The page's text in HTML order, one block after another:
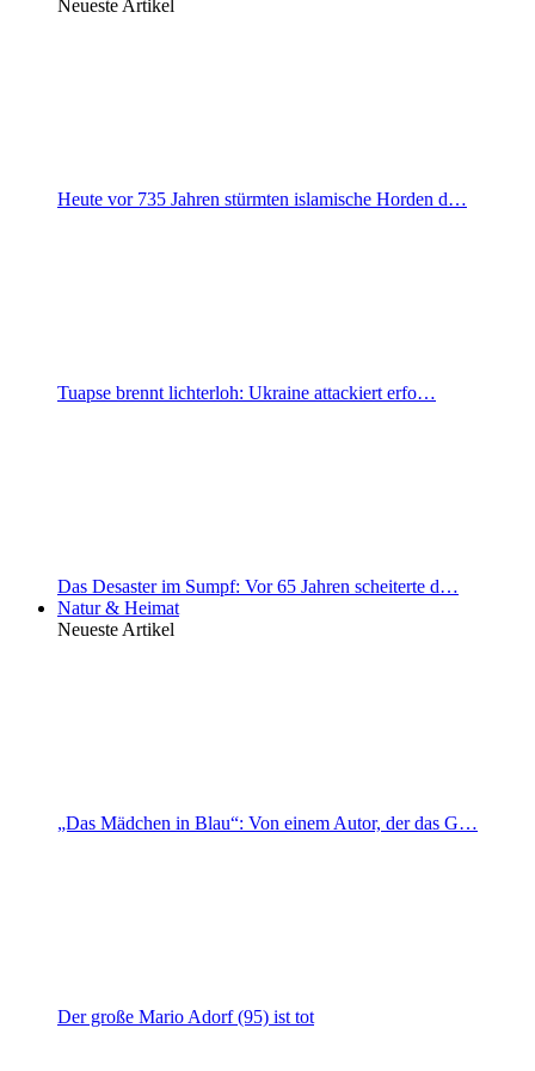
Neueste Artikel
Heute vor 735 Jahren stürmten islamische Horden d…
Tuapse brennt lichterloh: Ukraine attackiert erfo…
Das Desaster im Sumpf: Vor 65 Jahren scheiterte d…
Natur & Heimat
Neueste Artikel
„Das Mädchen in Blau“: Von einem Autor, der das G…
Der große Mario Adorf (95) ist tot